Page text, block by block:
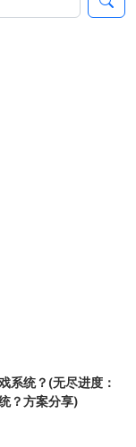
系统？(无尽进度：
？方案分享)